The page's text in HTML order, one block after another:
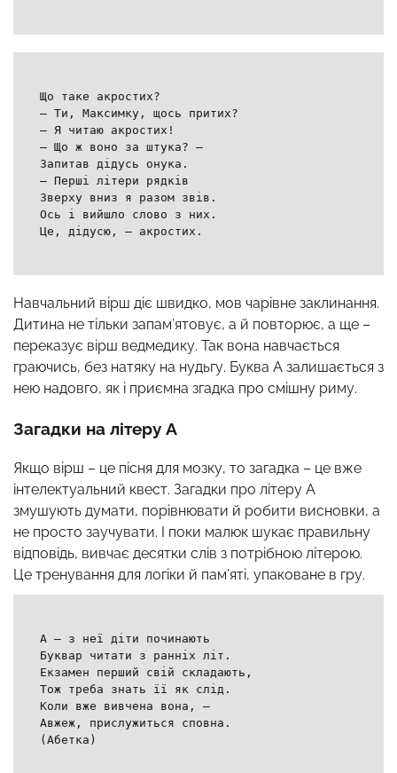
Що таке акростих?
– Ти, Максимку, щось притих?
– Я читаю акростих!
– Що ж воно за штука? –
Запитав дідусь онука.
– Перші літери рядків
Зверху вниз я разом звів.
Ось і вийшло слово з них.
Це, дідусю, – акростих.
Навчальний вірш діє швидко, мов чарівне заклинання.
Дитина не тільки запам’ятовує, а й повторює, а ще –
переказує вірш ведмедику. Так вона навчається
граючись, без натяку на нудьгу. Буква А залишається з
нею надовго, як і приємна згадка про смішну риму.
Загадки на літеру А
Якщо вірш – це пісня для мозку, то загадка – це вже
інтелектуальний квест. Загадки про літеру А
змушують думати, порівнювати й робити висновки, а
не просто заучувати. І поки малюк шукає правильну
відповідь, вивчає десятки слів з потрібною літерою.
Це тренування для логіки й пам’яті, упаковане в гру.
А – з неї діти починають
Буквар читати з ранніх літ.
Екзамен перший свій складають,
Тож треба знать її як слід.
Коли вже вивчена вона, –
Авжеж, прислужиться сповна.
(Абетка)